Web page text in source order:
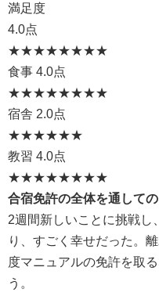
満足度
4.0点
★★★★★★★★
食事 4.0点
★★★★★★★★
宿舎 2.0点
★★★★★★
教習 4.0点
★★★★★★★★
合宿免許の全体を通して
2週間新しいことに挑戦し
り、すごく幸せだった。
度マニュアルの免許を取
う。